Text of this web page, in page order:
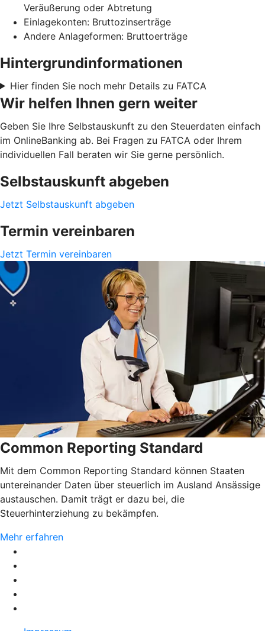
Veräußerung oder Abtretung
Einlagekonten: Bruttozinserträge
Andere Anlageformen: Bruttoerträge
Hintergrundinformationen
Hier finden Sie noch mehr Details zu FATCA
Wir helfen Ihnen gern weiter
Geben Sie Ihre Selbstauskunft zu den Steuerdaten einfach
im OnlineBanking ab. Bei Fragen zu FATCA oder Ihrem
individuellen Fall beraten wir Sie gerne persönlich.
Selbstauskunft abgeben
Jetzt Selbstauskunft abgeben
Termin vereinbaren
Jetzt Termin vereinbaren
Common Reporting Standard
Mit dem Common Reporting Standard können Staaten
untereinander Daten über steuerlich im Ausland Ansässige
austauschen. Damit trägt er dazu bei, die
Steuerhinterziehung zu bekämpfen.
Mehr erfahren